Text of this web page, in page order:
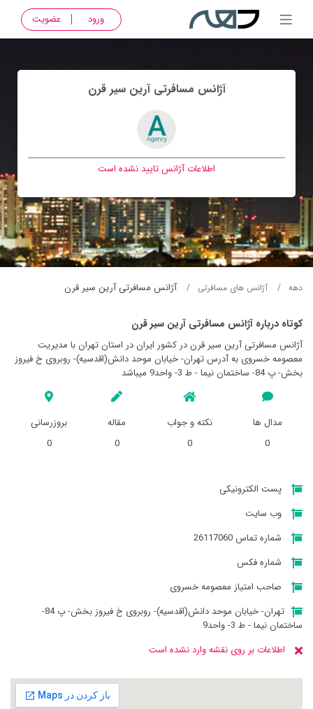
ورود عضویت
آژانس مسافرتی آرين سير قرن
اطلاعات آژانس تایید نشده است
دهه آژانس های مسافرتی آژانس مسافرتی آرين سير قرن
کوتاه درباره آژانس مسافرتی آرين سير قرن
آژانس مسافرتی آرين سير قرن در کشور ایران در استان تهران با مدیریت
معصومه خسروی به آدرس تهران- خيابان موحد دانش(اقدسیه)- روبروی خ فیروز
بخش- پ 84- ساختمان نیما - ط 3- واحد9 میباشد
مدال ها
0
نکته و جواب
0
مقاله
0
بروزرسانی
0
پست الکترونیکی
وب سایت
شماره تماس 26117060
شماره فکس
صاحب امتیاز معصومه خسروی
تهران- خيابان موحد دانش(اقدسیه)- روبروی خ فیروز بخش- پ 84-
ساختمان نیما - ط 3- واحد9
اطلاعات بر روی نقشه وارد نشده است